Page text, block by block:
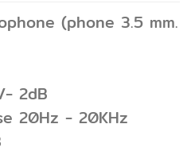
(phone 3.5 mm.
2dB
20Hz - 20KHz